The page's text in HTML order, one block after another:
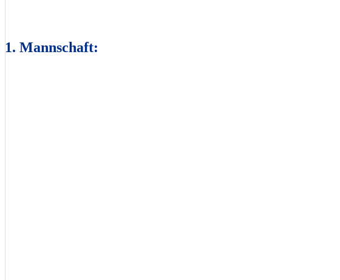
1. Mannschaft: